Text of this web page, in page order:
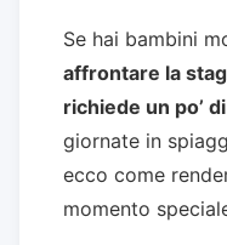
Se hai bambini
affrontare la
richiede un po’
giornate in
ecco come
momento